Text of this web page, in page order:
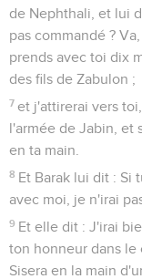
de Nephthali, et lui
pas commandé ?
prends avec toi dix
des fils de Zabulon ;
7 et j'attirerai vers
l'armée de Jabin, et
en ta main.
8 Et Barak lui dit : Si
avec moi, je n'irai
9 Et elle dit : J'irai
ton honneur dans le
Sisera en la main